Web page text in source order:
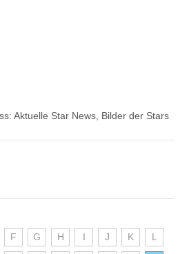
Aktuelle Star News, Bilder der Stars
F G H I J K L